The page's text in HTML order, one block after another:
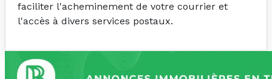
faciliter l'acheminement de votre courrier et
l'accès à divers services postaux.